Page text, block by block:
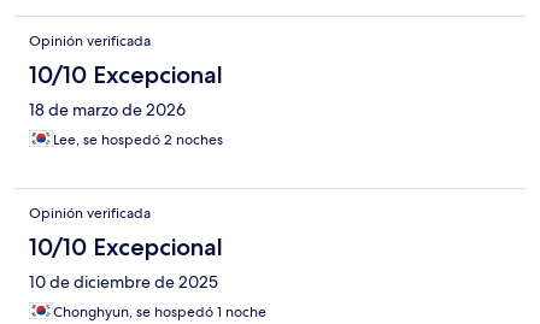
Opinión verificada
10/10 Excepcional
18 de marzo de 2026
Lee, se hospedó 2 noches
Opinión verificada
10/10 Excepcional
10 de diciembre de 2025
Chonghyun, se hospedó 1 noche